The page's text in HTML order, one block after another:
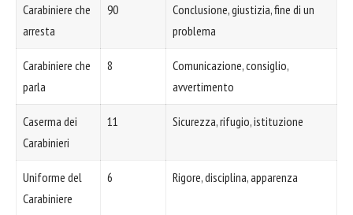
Carabiniere che
arresta
90
Conclusione, giustizia, fine di un
problema
Carabiniere che
parla
8
Comunicazione, consiglio,
avvertimento
Caserma dei
Carabinieri
11 Sicurezza, rifugio, istituzione
Uniforme del
Carabiniere
6 Rigore, disciplina, apparenza